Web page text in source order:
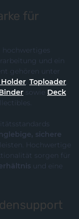
für
hochwertiges
und ein
gehören unter
, Toploader,
sowie Deck
sichere
Hochwertige
sorgen für
und eine